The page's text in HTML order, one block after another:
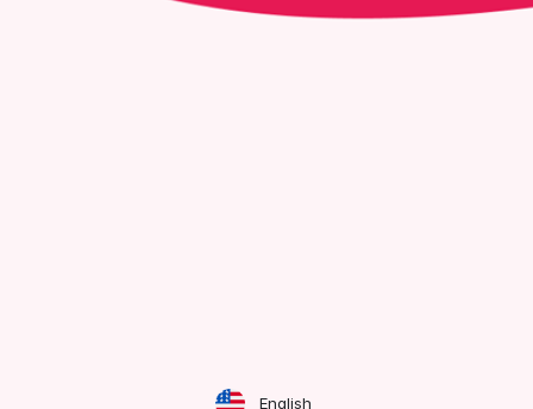
English